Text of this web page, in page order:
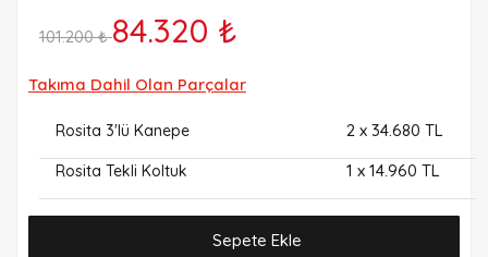
101.200 ₺84.320 ₺
Takıma Dahil Olan Parçalar
Rosita 3'lü Kanepe 2 x 34.680 TL
Rosita Tekli Koltuk 1 x 14.960 TL
Sepete Ekle